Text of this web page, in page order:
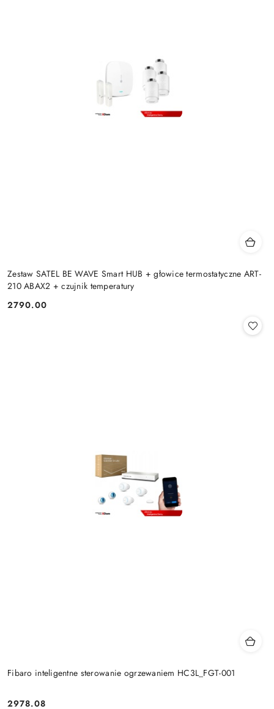
Zestaw SATEL BE WAVE Smart HUB + głowice termostatyczne ART-
210 ABAX2 + czujnik temperatury
Cena:
2790.00
Fibaro inteligentne sterowanie ogrzewaniem HC3L_FGT-001
2978.08